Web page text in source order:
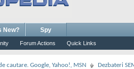
Forum Actions Quick Links
New? Spy
cautare. Google, Yahoo!, MSN Dezbateri